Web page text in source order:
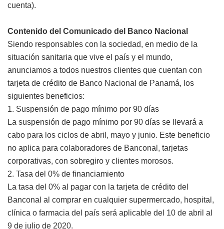
cuenta).
Contenido del Comunicado del Banco Nacional
Siendo responsables con la sociedad, en medio de la
situación sanitaria que vive el país y el mundo,
anunciamos a todos nuestros clientes que cuentan con
tarjeta de crédito de Banco Nacional de Panamá, los
siguientes beneficios:
1. Suspensión de pago mínimo por 90 días
La suspensión de pago mínimo por 90 días se llevará a
cabo para los ciclos de abril, mayo y junio. Este beneficio
no aplica para colaboradores de Banconal, tarjetas
corporativas, con sobregiro y clientes morosos.
2. Tasa del 0% de financiamiento
La tasa del 0% al pagar con la tarjeta de crédito del
Banconal al comprar en cualquier supermercado, hospital,
clínica o farmacia del país será aplicable del 10 de abril al
9 de julio de 2020.